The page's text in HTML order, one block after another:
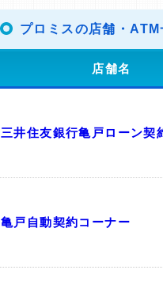
プロミスの店舗・ATM
店舗名
三井住友銀行亀戸ローン契
亀戸自動契約コーナー